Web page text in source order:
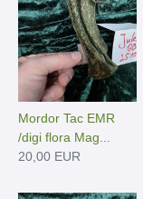
Mordor Tac EMR
/digi flora Mag...
20,00 EUR